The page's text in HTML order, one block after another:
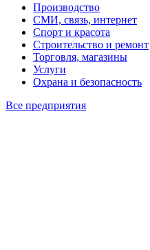
Производство
СМИ, связь, интернет
Спорт и красота
Строительство и ремонт
Торговля, магазины
Услуги
Охрана и безопасность
Все предприятия